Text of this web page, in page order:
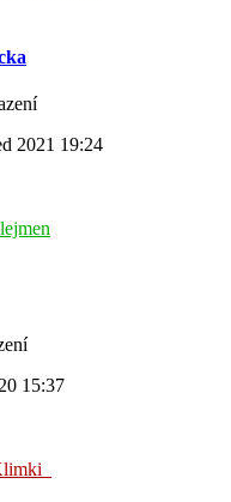
2021 19:24
15:37